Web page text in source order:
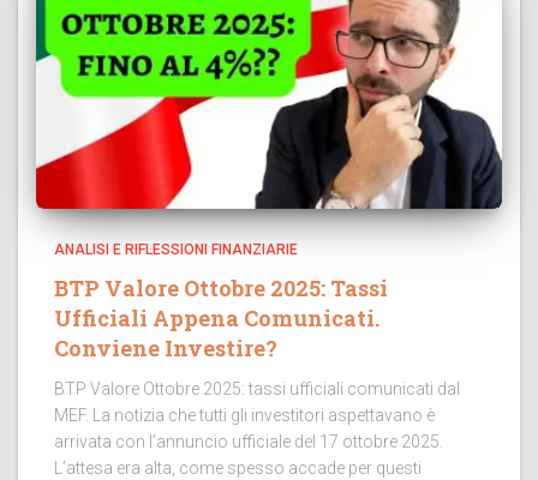
ANALISI E RIFLESSIONI FINANZIARIE
BTP Valore Ottobre 2025: Tassi
Ufficiali Appena Comunicati.
Conviene Investire?
BTP Valore Ottobre 2025: tassi ufficiali comunicati dal
MEF. La notizia che tutti gli investitori aspettavano è
arrivata con l’annuncio ufficiale del 17 ottobre 2025.
L’attesa era alta, come spesso accade per questi